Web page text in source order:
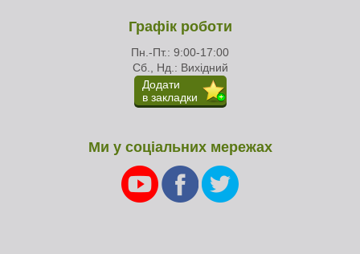
Графік роботи
Пн.-Пт.: 9:00-17:00
Сб., Нд.: Вихідний
Додати
в закладки
Ми у соціальних мережах